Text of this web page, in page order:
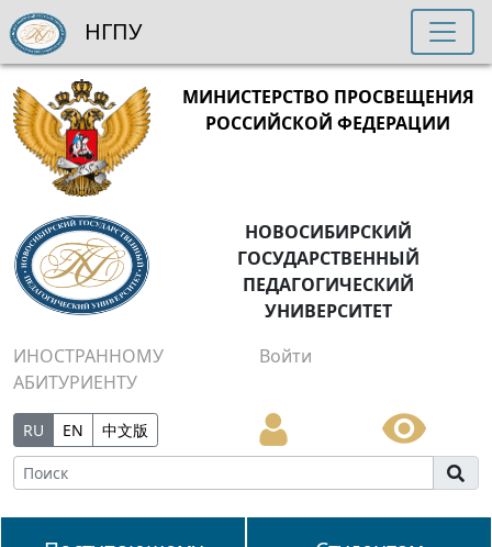
МИНИСТЕРСТВО ПРОСВЕЩЕНИЯ
РОССИЙСКОЙ ФЕДЕРАЦИИ
НОВОСИБИРСКИЙ
ГОСУДАРСТВЕННЫЙ
ПЕДАГОГИЧЕСКИЙ
УНИВЕРСИТЕТ
ИНОСТРАННОМУ
АБИТУРИЕНТУ
Войти
RU EN 中文版
НГПУ